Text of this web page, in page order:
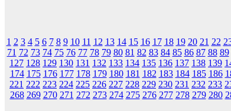
1 2 3 4 5 6 7 8 9 10 11 12 13 14 15 16 17 18 19 20 21 22
71 72 73 74 75 76 77 78 79 80 81 82 83 84 85 86 87 88 89
127 128 129 130 131 132 133 134 135 136 137 138 139
174 175 176 177 178 179 180 181 182 183 184 185 186
221 222 223 224 225 226 227 228 229 230 231 232 233
268 269 270 271 272 273 274 275 276 277 278 279 280